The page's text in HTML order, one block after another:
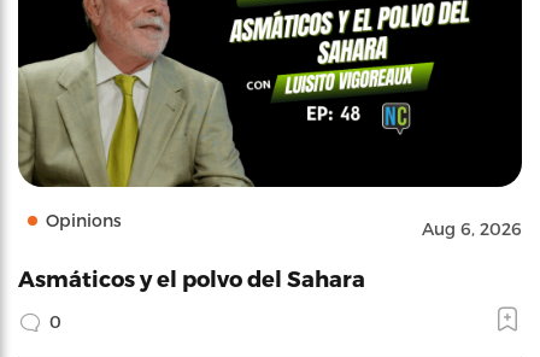
Opinions Aug 6, 2026
Asmáticos y el polvo del Sahara
0